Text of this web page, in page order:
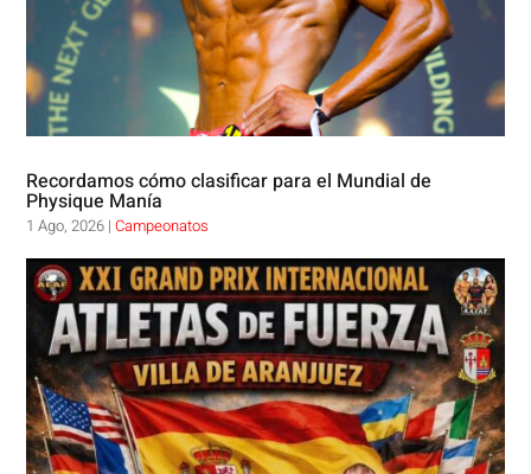
Recordamos cómo clasificar para el Mundial de
Physique Manía
1 Ago, 2026 |Campeonatos